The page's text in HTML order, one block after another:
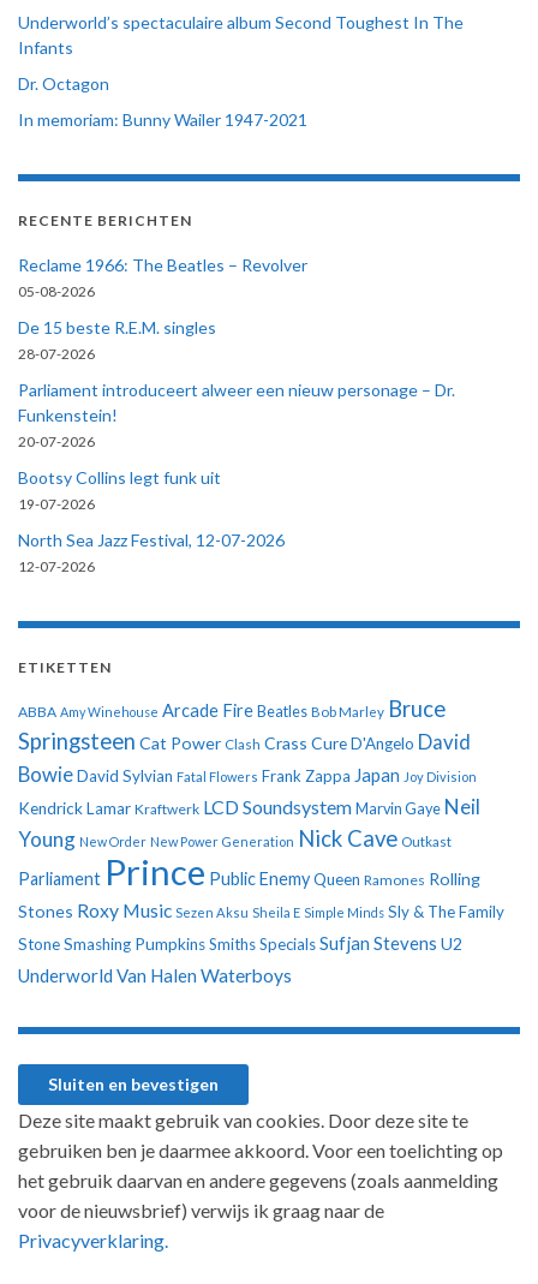
Underworld’s spectaculaire album Second Toughest In The
Infants
Dr. Octagon
In memoriam: Bunny Wailer 1947-2021
RECENTE BERICHTEN
Reclame 1966: The Beatles – Revolver
05-08-2026
De 15 beste R.E.M. singles
28-07-2026
Parliament introduceert alweer een nieuw personage – Dr.
Funkenstein!
20-07-2026
Bootsy Collins legt funk uit
19-07-2026
North Sea Jazz Festival, 12-07-2026
12-07-2026
ETIKETTEN
ABBA Amy Winehouse Arcade Fire Beatles Bob Marley Bruce
Springsteen Cat Power Clash Crass CureD'Angelo David
BowieDavid Sylvian Fatal Flowers Frank Zappa Japan Joy Division
Kendrick Lamar Kraftwerk LCD Soundsystem Marvin Gaye Neil
Young New Order New Power Generation Nick Cave Outkast
Parliament Prince Public EnemyQueen Ramones Rolling
Stones Roxy Music Sezen Aksu Sheila E Simple Minds Sly & The Family
StoneSmashing PumpkinsSmithsSpecialsSufjan Stevens U2
Underworld Van Halen Waterboys
Deze site maakt gebruik van cookies. Door deze site te
gebruiken ben je daarmee akkoord. Voor een toelichting op
het gebruik daarvan en andere gegevens (zoals aanmelding
voor de nieuwsbrief) verwijs ik graag naar de
Privacyverklaring.